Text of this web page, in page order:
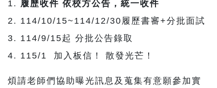
1. 履歷收件 依校方公告，統一收件
2. 114/10/15~114/12/30履歷書審+分批面試
3. 114/9/15起 分批公告錄取
4. 115/1 加入板信！ 散發光芒！
煩請老師們協助曝光訊息及蒐集有意願參加實